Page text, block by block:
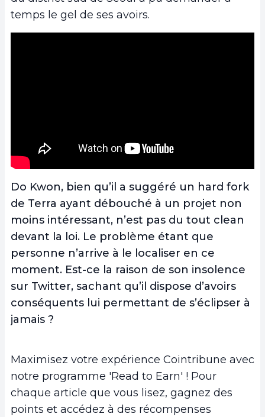
temps le gel de ses avoirs.
Do Kwon, bien qu’il a suggéré un hard fork
de Terra ayant débouché à un projet non
moins intéressant, n’est pas du tout clean
devant la loi. Le problème étant que
personne n’arrive à le localiser en ce
moment. Est-ce la raison de son insolence
sur Twitter, sachant qu’il dispose d’avoirs
conséquents lui permettant de s’éclipser à
jamais ?
Maximisez votre expérience Cointribune avec
notre programme 'Read to Earn' ! Pour
chaque article que vous lisez, gagnez des
points et accédez à des récompenses